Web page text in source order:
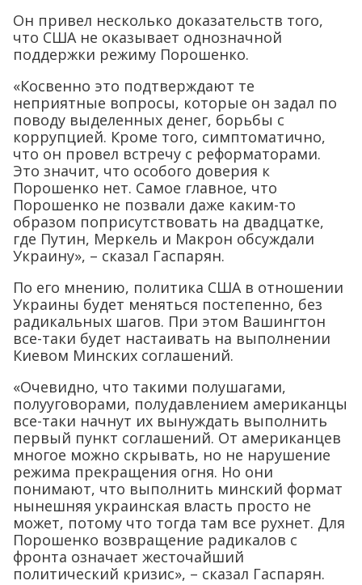
Он привел несколько доказательств того,
что США не оказывает однозначной
поддержки режиму Порошенко.
«Косвенно это подтверждают те
неприятные вопросы, которые он задал по
поводу выделенных денег, борьбы с
коррупцией. Кроме того, симптоматично,
что он провел встречу с реформаторами.
Это значит, что особого доверия к
Порошенко нет. Самое главное, что
Порошенко не позвали даже каким-то
образом поприсутствовать на двадцатке,
где Путин, Меркель и Макрон обсуждали
Украину», – сказал Гаспарян.
По его мнению, политика США в отношении
Украины будет меняться постепенно, без
радикальных шагов. При этом Вашингтон
все-таки будет настаивать на выполнении
Киевом Минских соглашений.
«Очевидно, что такими полушагами,
полууговорами, полудавлением американцы
все-таки начнут их вынуждать выполнить
первый пункт соглашений. От американцев
многое можно скрывать, но не нарушение
режима прекращения огня. Но они
понимают, что выполнить минский формат
нынешняя украинская власть просто не
может, потому что тогда там все рухнет. Для
Порошенко возвращение радикалов с
фронта означает жесточайший
политический кризис», – сказал Гаспарян.